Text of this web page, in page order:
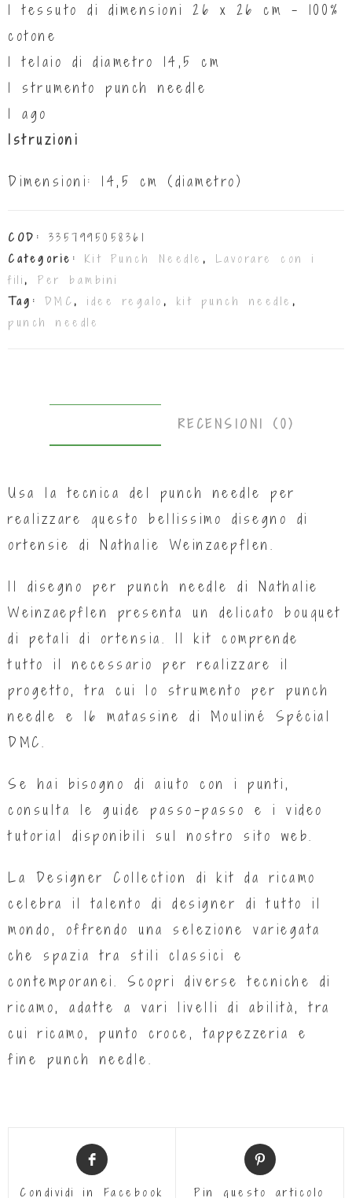
1 tessuto di dimensioni 26 x 26 cm – 100%
cotone
1 telaio di diametro 14,5 cm
1 strumento punch needle
1 ago
Istruzioni
Dimensioni: 14,5 cm (diametro)
COD: 3357995058361
Categorie: Kit Punch Needle , Lavorare con i
fili , Per bambini
Tag: DMC , idee regalo , kit punch needle ,
punch needle
RECENSIONI (0)
Usa la tecnica del punch needle per
realizzare questo bellissimo disegno di
ortensie di Nathalie Weinzaepflen.
Il disegno per punch needle di Nathalie
Weinzaepflen presenta un delicato bouquet
di petali di ortensia. Il kit comprende
tutto il necessario per realizzare il
progetto, tra cui lo strumento per punch
needle e 16 matassine di Mouliné Spécial
DMC.
Se hai bisogno di aiuto con i punti,
consulta le guide passo-passo e i video
tutorial disponibili sul nostro sito web.
La Designer Collection di kit da ricamo
celebra il talento di designer di tutto il
mondo, offrendo una selezione variegata
che spazia tra stili classici e
contemporanei. Scopri diverse tecniche di
ricamo, adatte a vari livelli di abilità, tra
cui ricamo, punto croce, tappezzeria e
fine punch needle.
Condividi in Facebook Pin questo articolo